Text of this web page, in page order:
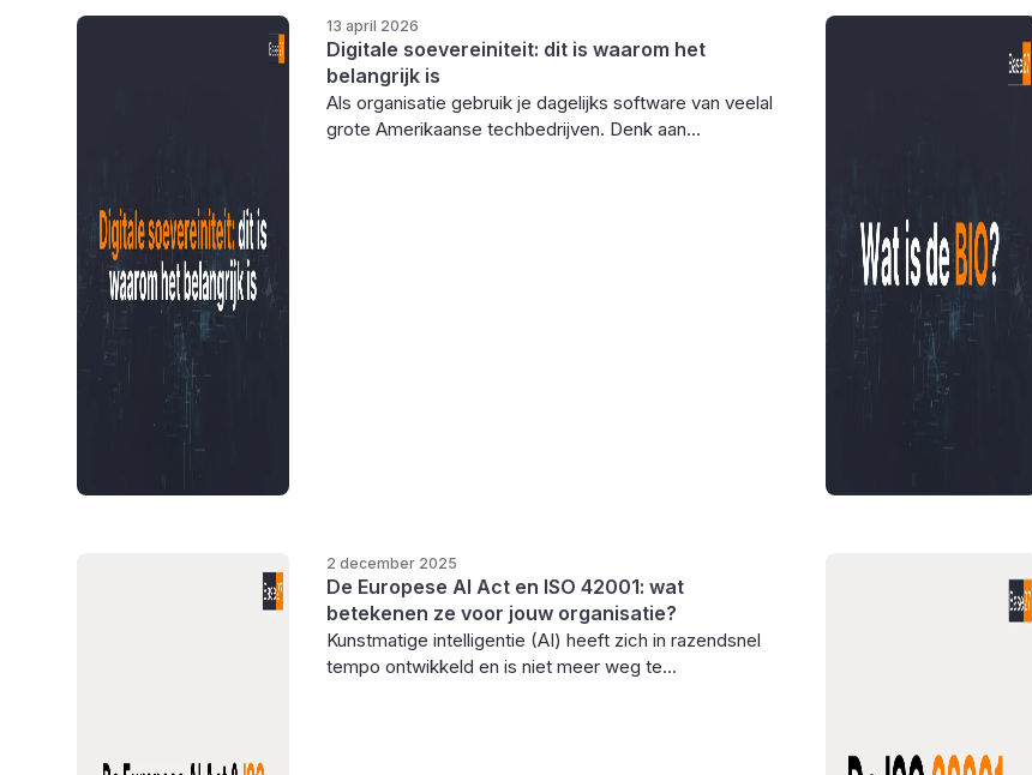
13 april 2026
Digitale soevereiniteit: dit is waarom het
belangrijk is
Als organisatie gebruik je dagelijks software van veelal
grote Amerikaanse techbedrijven. Denk aan...
2 december 2025
De Europese AI Act en ISO 42001: wat
betekenen ze voor jouw organisatie?
Kunstmatige intelligentie (AI) heeft zich in razendsnel
tempo ontwikkeld en is niet meer weg te...